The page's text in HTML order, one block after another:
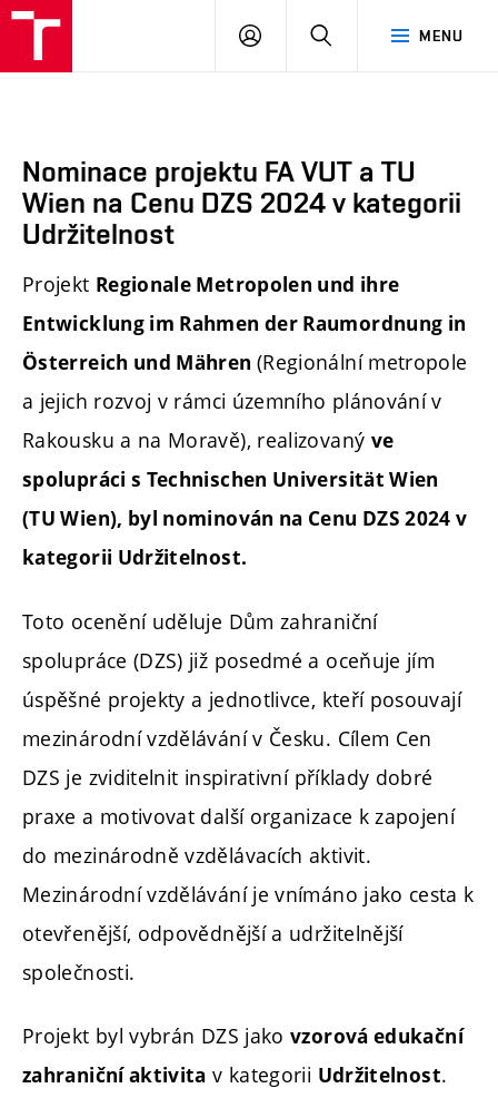
MENU
PŘIHLÁSIT
Nominace projektu FA VUT a TU
Wien na Cenu DZS 2024 v kategorii
Udržitelnost
Projekt Regionale Metropolen und ihre
Entwicklung im Rahmen der Raumordnung in
Österreich und Mähren (Regionální metropole
a jejich rozvoj v rámci územního plánování v
Rakousku a na Moravě), realizovaný ve
spolupráci s Technischen Universität Wien
(TU Wien), byl nominován na Cenu DZS 2024 v
kategorii Udržitelnost.
Toto ocenění uděluje Dům zahraniční
spolupráce (DZS) již posedmé a oceňuje jím
úspěšné projekty a jednotlivce, kteří posouvají
mezinárodní vzdělávání v Česku. Cílem Cen
DZS je zviditelnit inspirativní příklady dobré
praxe a motivovat další organizace k zapojení
do mezinárodně vzdělávacích aktivit.
Mezinárodní vzdělávání je vnímáno jako cesta k
otevřenější, odpovědnější a udržitelnější
společnosti.
Projekt byl vybrán DZS jako vzorová edukační
zahraniční aktivita v kategorii Udržitelnost.